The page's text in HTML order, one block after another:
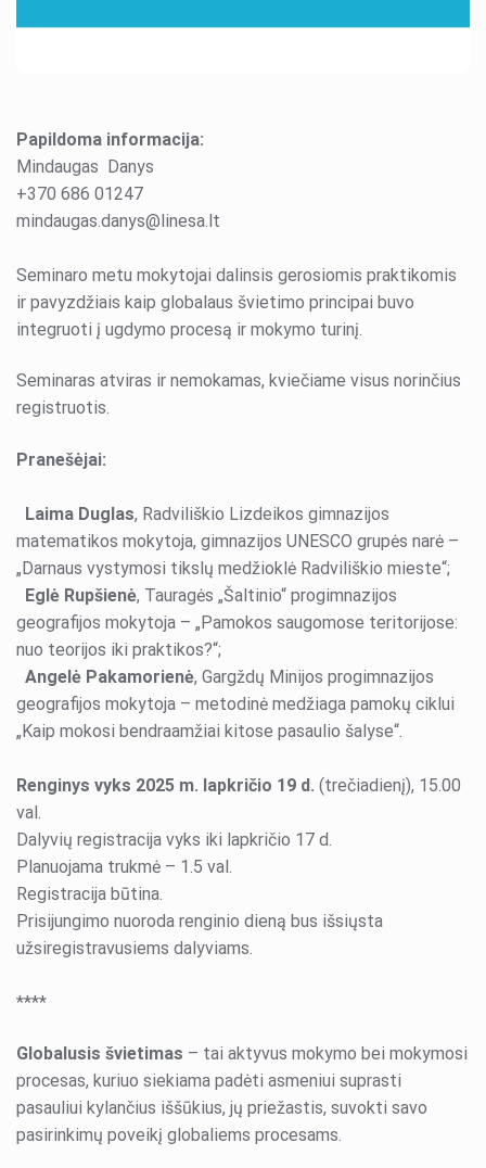
Pilietiškumo savaitė
Papildoma informacija:
Mindaugas Danys
+370 686 01247
mindaugas.danys@linesa.lt
Seminaro metu mokytojai dalinsis gerosiomis praktikomis
ir pavyzdžiais kaip globalaus švietimo principai buvo
integruoti į ugdymo procesą ir mokymo turinį.
Seminaras atviras ir nemokamas, kviečiame visus norinčius
registruotis.
Pranešėjai:
Laima Duglas, Radviliškio Lizdeikos gimnazijos
matematikos mokytoja, gimnazijos UNESCO grupės narė –
„Darnaus vystymosi tikslų medžioklė Radviliškio mieste“;
Eglė Rupšienė, Tauragės „Šaltinio“ progimnazijos
geografijos mokytoja – „Pamokos saugomose teritorijose:
nuo teorijos iki praktikos?“;
Angelė Pakamorienė, Gargždų Minijos progimnazijos
geografijos mokytoja – metodinė medžiaga pamokų ciklui
„Kaip mokosi bendraamžiai kitose pasaulio šalyse“.
Renginys vyks 2025 m. lapkričio 19 d. (trečiadienį), 15.00
val.
Dalyvių registracija vyks iki lapkričio 17 d.
Planuojama trukmė – 1.5 val.
Registracija būtina.
Prisijungimo nuoroda renginio dieną bus išsiųsta
užsiregistravusiems dalyviams.
****
Globalusis švietimas – tai aktyvus mokymo bei mokymosi
procesas, kuriuo siekiama padėti asmeniui suprasti
pasauliui kylančius iššūkius, jų priežastis, suvokti savo
pasirinkimų poveikį globaliems procesams.